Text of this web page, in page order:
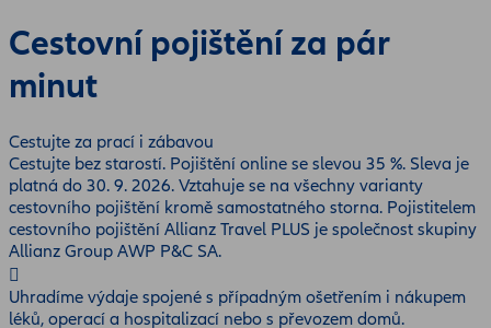
Cestovní pojištění za pár
minut
Cestujte za prací i zábavou
Cestujte bez starostí. Pojištění online se slevou 35 %. Sleva je
platná do 30. 9. 2026. Vztahuje se na všechny varianty
cestovního pojištění kromě samostatného storna. Pojistitelem
cestovního pojištění Allianz Travel PLUS je společnost skupiny
Allianz Group AWP P&C SA.
Uhradíme výdaje spojené s případným ošetřením i nákupem
léků, operací a hospitalizací nebo s převozem domů.